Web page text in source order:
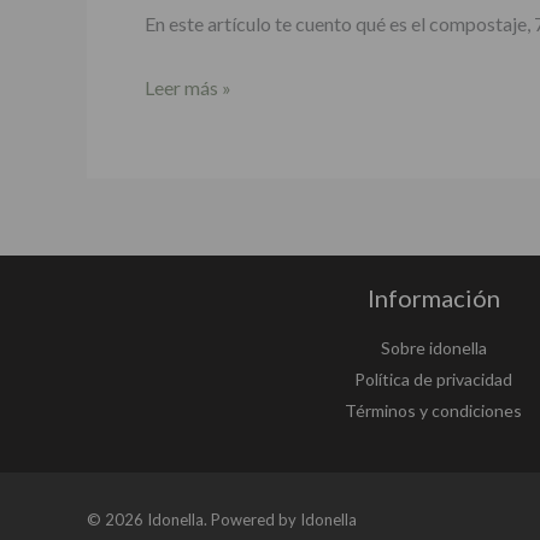
En este artículo te cuento qué es el
Leer más »
Información
Sobre idonella
Política de privacidad
Términos y condiciones
© 2026 Idonella. Powered by Idonella